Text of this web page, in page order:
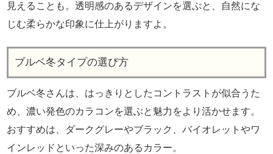
見えることも。透明感のあるデザインを選ぶと、自然にな
じむ柔らかな印象に仕上がりますよ。
ブルベ冬タイプの選び方
ブルベ冬さんは、はっきりとしたコントラストが似合うた
め、濃い発色のカラコンを選ぶと魅力をより活かせます。
おすすめは、ダークグレーやブラック、バイオレットやワ
インレッドといった深みのあるカラー。